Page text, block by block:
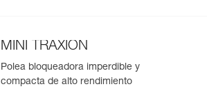
MINI TRAXION
Polea bloqueadora imperdible y
compacta de alto rendimiento